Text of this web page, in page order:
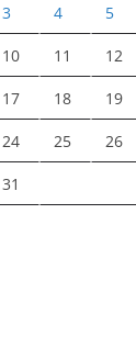
3 4 5
10 11 12
17 18 19
24 25 26
31